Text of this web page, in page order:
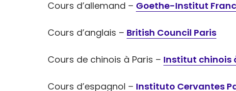
Cours d’allemand – Goethe-Institut
Cours d’anglais – British Council Paris
Cours de chinois à Paris – Institut chinois
Cours d’espagnol – Instituto Cervantes